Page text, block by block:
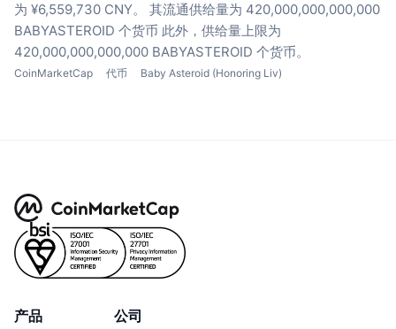
为 ¥6,559,730 CNY。
其流通供给量为 420,000,000,000,000
BABYASTEROID 个货币 此外，供给量上限为
420,000,000,000,000 BABYASTEROID 个货币。
CoinMarketCap 代币 Baby Asteroid (Honoring Liv)
产品 公司